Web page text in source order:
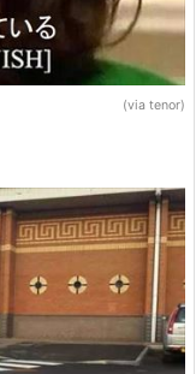
(via tenor)